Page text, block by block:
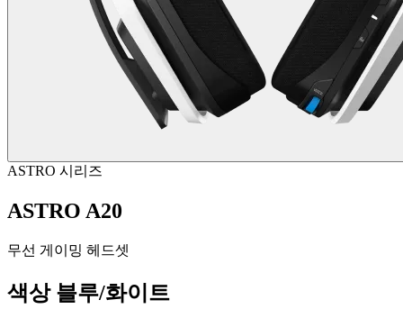
ASTRO 시리즈
ASTRO A20
무선 게이밍 헤드셋
색상 블루/화이트